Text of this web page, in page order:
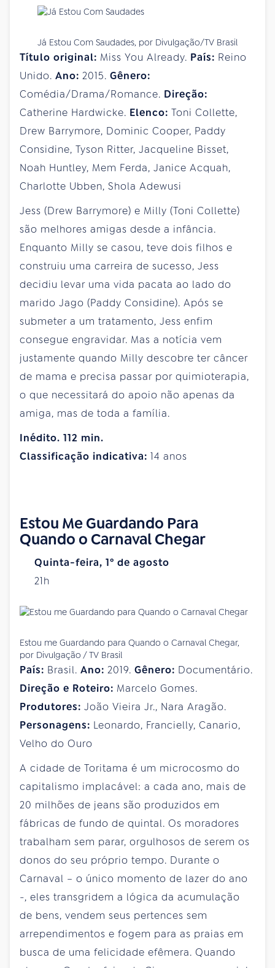
Já Estou Com Saudades, por Divulgação/TV Brasil
Título original: Miss You Already. País: Reino
Unido. Ano: 2015. Gênero:
Comédia/Drama/Romance. Direção:
Catherine Hardwicke. Elenco: Toni Collette,
Drew Barrymore, Dominic Cooper, Paddy
Considine, Tyson Ritter, Jacqueline Bisset,
Noah Huntley, Mem Ferda, Janice Acquah,
Charlotte Ubben, Shola Adewusi
Jess (Drew Barrymore) e Milly (Toni Collette)
são melhores amigas desde a infância.
Enquanto Milly se casou, teve dois filhos e
construiu uma carreira de sucesso, Jess
decidiu levar uma vida pacata ao lado do
marido Jago (Paddy Considine). Após se
submeter a um tratamento, Jess enfim
consegue engravidar. Mas a notícia vem
justamente quando Milly descobre ter câncer
de mama e precisa passar por quimioterapia,
o que necessitará do apoio não apenas da
amiga, mas de toda a família.
Inédito. 112 min.
Classificação indicativa: 14 anos
Estou Me Guardando Para
Quando o Carnaval Chegar
Quinta-feira, 1º de agosto
21h
Estou me Guardando para Quando o Carnaval Chegar,
por Divulgação / TV Brasil
País: Brasil. Ano: 2019. Gênero: Documentário.
Direção e Roteiro: Marcelo Gomes.
Produtores: João Vieira Jr., Nara Aragão.
Personagens: Leonardo, Francielly, Canario,
Velho do Ouro
A cidade de Toritama é um microcosmo do
capitalismo implacável: a cada ano, mais de
20 milhões de jeans são produzidos em
fábricas de fundo de quintal. Os moradores
trabalham sem parar, orgulhosos de serem os
donos do seu próprio tempo. Durante o
Carnaval – o único momento de lazer do ano
-, eles transgridem a lógica da acumulação
de bens, vendem seus pertences sem
arrependimentos e fogem para as praias em
busca de uma felicidade efêmera. Quando